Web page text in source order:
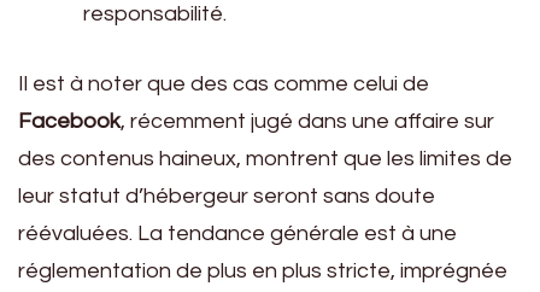
responsabilité.
Il est à noter que des cas comme celui de
Facebook, récemment jugé dans une affaire sur
des contenus haineux, montrent que les limites de
leur statut d’hébergeur seront sans doute
réévaluées. La tendance générale est à une
réglementation de plus en plus stricte, imprégnée